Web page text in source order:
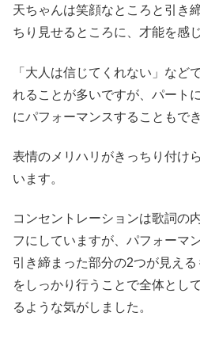
天ちゃんは笑顔なところと引き
ちり見せるところに、才能を感
「大人は信じてくれない」など
れることが多いですが、パート
にパフォーマンスすることもで
表情のメリハリがきっちり付け
います。
コンセントレーションは歌詞の
フにしていますが、パフォーマ
引き締まった部分の2つが見え
をしっかり行うことで全体とし
るような気がしました。